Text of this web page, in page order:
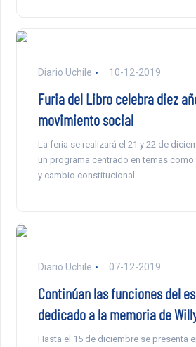
Diario Uchile 10-12-2019
Furia del Libro celebra diez
movimiento social
La feria se realizará el 21 y 22 de
un programa centrado en temas
y cambio constitucional.
Diario Uchile 07-12-2019
Continúan las funciones del
dedicado a la memoria de
Hasta el 15 de diciembre se presenta